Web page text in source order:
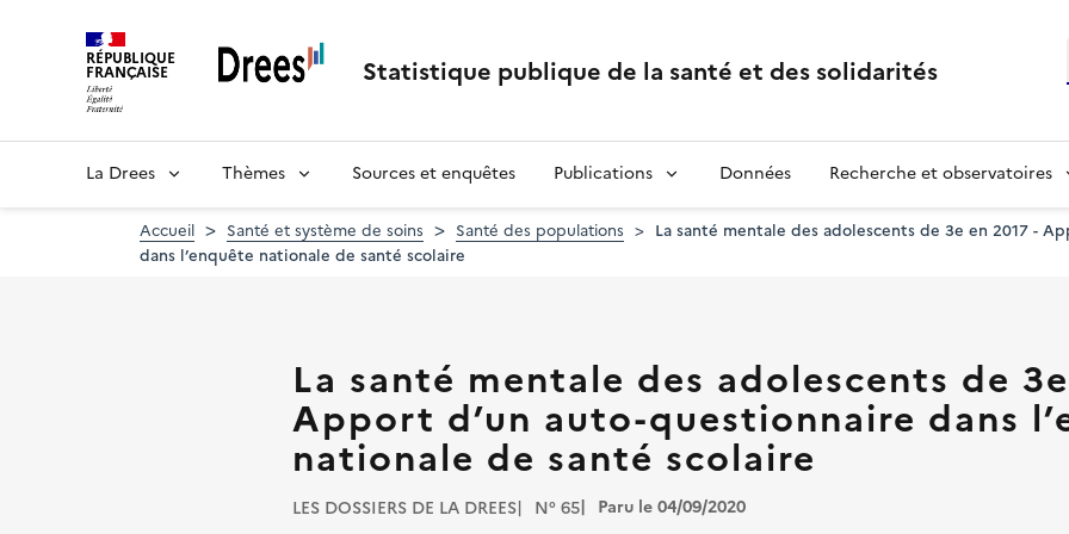
RÉPUBLIQUE
FRANÇAISE Statistique publique de la santé et des solidarités
La Drees Thèmes Sources et enquêtes Publications Données Recherche et observatoires
Accueil Santé et système de soins Santé des populations
La santé mentale des adolescents de 3e en 2017 -
dans l’enquête nationale de santé scolaire
La santé mentale des adolescents de
Apport d’un auto-questionnaire dans
nationale de santé scolaire
LES DOSSIERS DE LA DREES N° 65 Paru le 04/09/2020